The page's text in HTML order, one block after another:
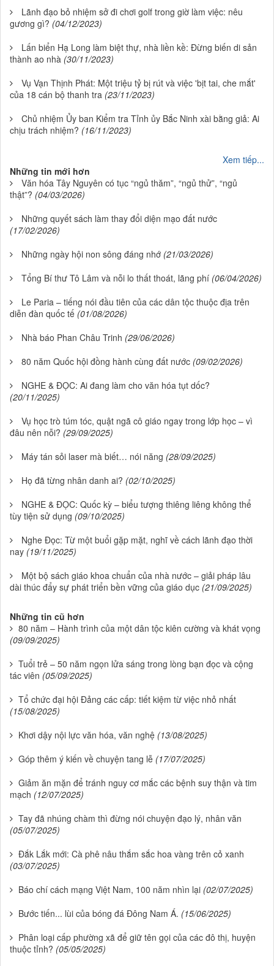
Lãnh đạo bỏ nhiệm sở đi chơi golf trong giờ làm việc: nêu
gương gì? (04/12/2023)
Lấn biển Hạ Long làm biệt thự, nhà liền kề: Đừng biến di sản
thành ao nhà (30/11/2023)
Vụ Vạn Thịnh Phát: Một triệu tỷ bị rút và việc 'bịt tai, che mắt'
của 18 cán bộ thanh tra (23/11/2023)
Chủ nhiệm Ủy ban Kiểm tra Tỉnh ủy Bắc Ninh xài bằng giả: Ai
chịu trách nhiệm? (16/11/2023)
Xem tiếp...
Những tin mới hơn
Văn hóa Tây Nguyên có tục “ngủ thăm”, “ngủ thử”, “ngủ
thật”? (04/03/2026)
Những quyết sách làm thay đổi diện mạo đất nước
(17/02/2026)
Những ngày hội non sông đáng nhớ (21/03/2026)
Tổng Bí thư Tô Lâm và nỗi lo thất thoát, lãng phí (06/04/2026)
Le Paria – tiếng nói đầu tiên của các dân tộc thuộc địa trên
diễn đàn quốc tế (01/08/2026)
Nhà báo Phan Châu Trinh (29/06/2026)
80 năm Quốc hội đồng hành cùng đất nước (09/02/2026)
NGHE & ĐỌC: Ai đang làm cho văn hóa tụt dốc?
(20/11/2025)
Vụ học trò túm tóc, quật ngã cô giáo ngay trong lớp học – vì
đâu nên nỗi? (29/09/2025)
Máy tán sỏi laser mà biết… nói năng (28/09/2025)
Họ đã từng nhân danh ai? (02/10/2025)
NGHE & ĐỌC: Quốc kỳ – biểu tượng thiêng liêng không thể
tùy tiện sử dụng (09/10/2025)
Nghe Đọc: Từ một buổi gặp mặt, nghĩ về cách lãnh đạo thời
nay (19/11/2025)
Một bộ sách giáo khoa chuẩn của nhà nước – giải pháp lâu
dài thúc đẩy sự phát triển bền vững của giáo dục (21/09/2025)
Những tin cũ hơn
80 năm – Hành trình của một dân tộc kiên cường và khát vọng
(09/09/2025)
Tuổi trẻ – 50 năm ngọn lửa sáng trong lòng bạn đọc và cộng
tác viên (05/09/2025)
Tổ chức đại hội Đảng các cấp: tiết kiệm từ việc nhỏ nhất
(15/08/2025)
Khơi dậy nội lực văn hóa, văn nghệ (13/08/2025)
Góp thêm ý kiến về chuyện tang lễ (17/07/2025)
Giảm ăn mặn để tránh nguy cơ mắc các bệnh suy thận và tim
mạch (12/07/2025)
Tay đã nhúng chàm thì đừng nói chuyện đạo lý, nhân văn
(05/07/2025)
Đắk Lắk mới: Cà phê nâu thắm sắc hoa vàng trên cỏ xanh
(03/07/2025)
Báo chí cách mạng Việt Nam, 100 năm nhìn lại (02/07/2025)
Bước tiến... lùi của bóng đá Đông Nam Á. (15/06/2025)
Phân loại cấp phường xã để giữ tên gọi của các đô thị, huyện
thuộc tỉnh? (05/05/2025)